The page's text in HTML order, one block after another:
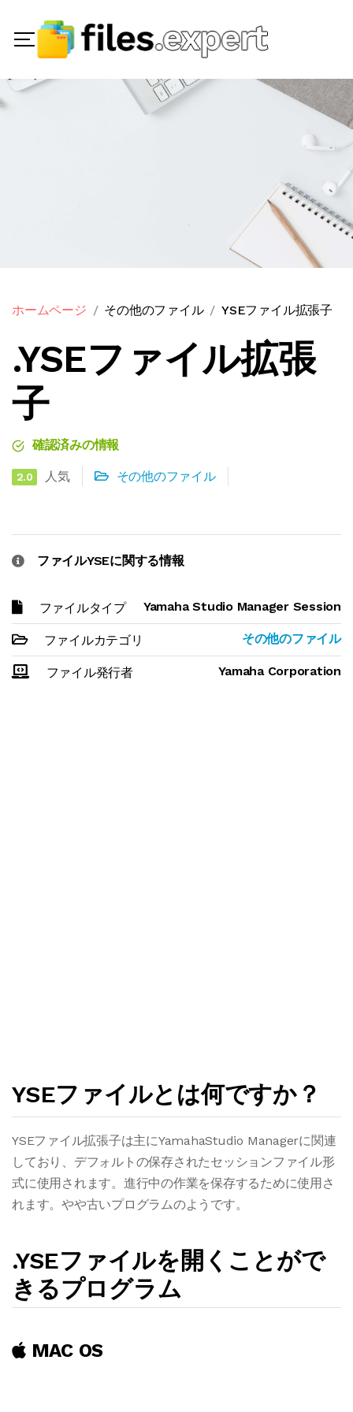
ホームページ その他のファイル YSEファイル拡張子
.YSEファイル拡張
子
確認済みの情報
2.0 人気 その他のファイル
ファイルYSEに関する情報
ファイルタイプ Yamaha Studio Manager Session
ファイルカテゴリ その他のファイル
ファイル発行者 Yamaha Corporation
YSEファイルとは何ですか？
YSEファイル拡張子は主にYamahaStudio Managerに関連
しており、デフォルトの保存されたセッションファイル形
式に使用されます。進行中の作業を保存するために使用さ
れます。やや古いプログラムのようです。
.YSEファイルを開くことがで
きるプログラム
MAC OS